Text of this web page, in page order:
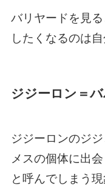
バリヤードを見
したくなるのは
ジジーロン＝
ジジーロンのジ
メスの個体に出
と呼んでしまう現